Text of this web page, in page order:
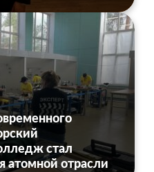
стал
атомной отрасли